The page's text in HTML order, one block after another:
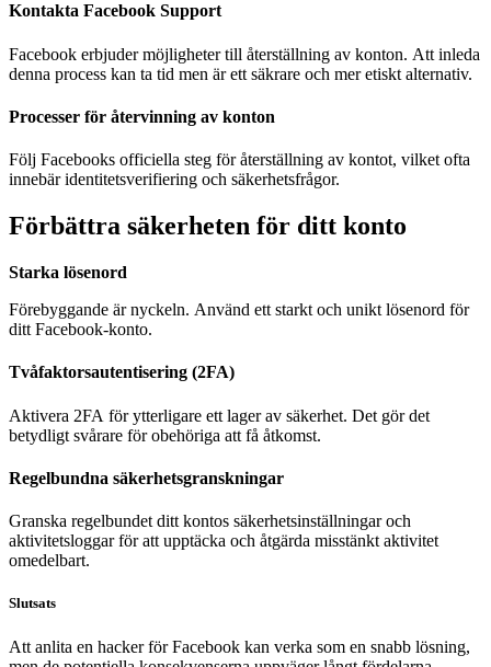
Kontakta Facebook Support
Facebook erbjuder möjligheter till återställning av konton. Att inleda
denna process kan ta tid men är ett säkrare och mer etiskt alternativ.
Processer för återvinning av konton
Följ Facebooks officiella steg för återställning av kontot, vilket ofta
innebär identitetsverifiering och säkerhetsfrågor.
Förbättra säkerheten för ditt konto
Starka lösenord
Förebyggande är nyckeln. Använd ett starkt och unikt lösenord för
ditt Facebook-konto.
Tvåfaktorsautentisering (2FA)
Aktivera 2FA för ytterligare ett lager av säkerhet. Det gör det
betydligt svårare för obehöriga att få åtkomst.
Regelbundna säkerhetsgranskningar
Granska regelbundet ditt kontos säkerhetsinställningar och
aktivitetsloggar för att upptäcka och åtgärda misstänkt aktivitet
omedelbart.
Slutsats
Att anlita en hacker för Facebook kan verka som en snabb lösning,